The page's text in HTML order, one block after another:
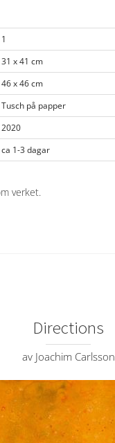
1
31 x 41 cm
46 x 46 cm
Tusch på papper
2020
ca 1-3 dagar
verket.
Directions
av Joachim Carlsson